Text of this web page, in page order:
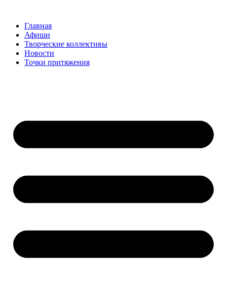
содержимому
Главная
Афиши
Творческие коллективы
Новости
Точки притяжения